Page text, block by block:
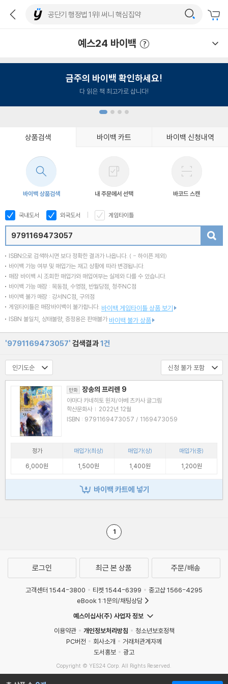
예스24 바이백
금주의 바이백 확인하세요!
다 읽은 책 최고가로 삽니다!
상품검색 바이백 카트 바이백 신청내역
바이백 상품검색 내 주문에서 선택 바코드 스캔
국내도서 외국도서 게임타이틀
ISBN으로 검색하시면 보다 정확한 결과가 나옵니다. ( - 하이픈 제외)
바이백 가능 여부 및 매입가는 재고 상황에 따라 변경됩니다.
매장 바이백 시 조회한 매입가와 매입여부는 실제와 다를 수 있습니다.
바이백 가능 매장 : 목동점, 수영점, 반월당점, 청주NC점
바이백 불가 매장 : 강서NC점, 구의점
게임타이틀은 매장바이백이 불가합니다. 바이백 게임타이틀 상품 보기
ISBN 불일치, 상태불량, 증정용은 판매불가 바이백 불가 상품
'9791169473057' 검색결과1건
만화 장송의 프리렌 9
야마다 카네히토 원저/아베 츠카사 글그림
학산문화사 | 2022년 12월
ISBN : 9791169473057 / 1169473059
정가 매입가(최상) 매입가(상)
매입가(중)
6,000원
1,500원 1,400원 1,200원
바이백 카트에 넣기
1
로그인 최근 본 상품 주문/배송
고객센터 1544-3800 티켓 1544-6399
중고샵 1566-4295
eBook 1:1문의/채팅상담
예스이십사(주) 사업자 정보
이용약관
개인정보처리방침
청소년보호정책
PC버전
회사소개
거래처관계자께
도서홍보
광고
Copyright © YES24 Corp. All Rights Reserved.
MATOM14